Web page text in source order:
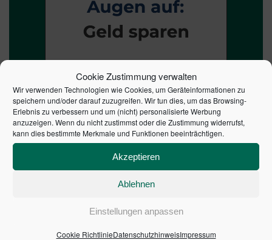
Cookie Zustimmung verwalten
Wir verwenden Technologien wie Cookies, um Geräteinformationen zu
speichern und/oder darauf zuzugreifen. Wir tun dies, um das Browsing-
Erlebnis zu verbessern und um (nicht) personalisierte Werbung
anzuzeigen. Wenn du nicht zustimmst oder die Zustimmung widerrufst,
kann dies bestimmte Merkmale und Funktionen beeinträchtigen.
Akzeptieren
Ablehnen
Einstellungen anpassen
Cookie RichtlinieDatenschutzhinweisImpressum